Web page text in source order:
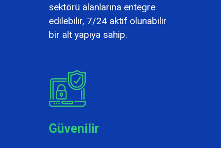
sektörü alanlarına entegre
edilebilir, 7/24 aktif olunabilir
bir alt yapıya sahip.
Güvenilir